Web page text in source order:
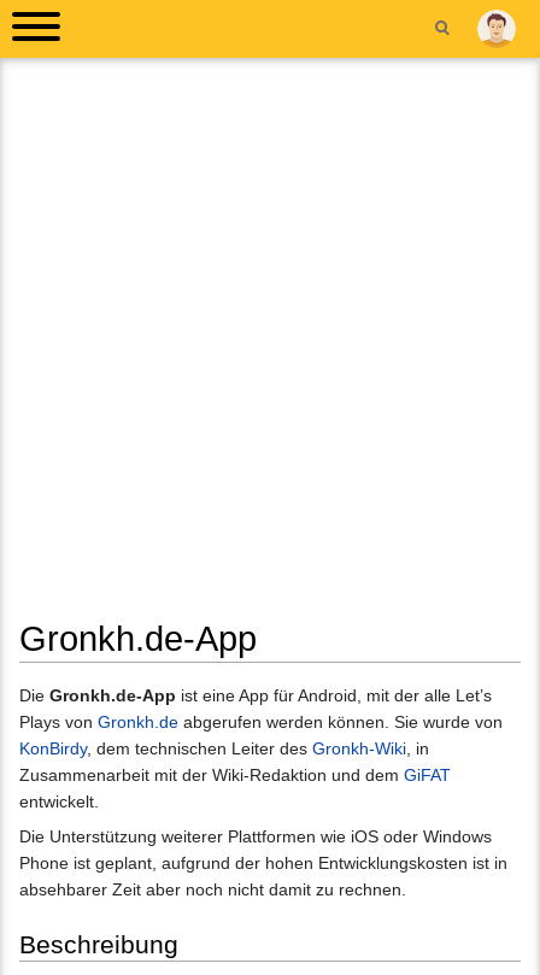
Gronkh.de-App
Die Gronkh.de-App ist eine App für Android, mit der alle Let’s
Plays von Gronkh.de abgerufen werden können. Sie wurde von
KonBirdy, dem technischen Leiter des Gronkh-Wiki, in
Zusammenarbeit mit der Wiki-Redaktion und dem GiFAT
entwickelt.
Die Unterstützung weiterer Plattformen wie iOS oder Windows
Phone ist geplant, aufgrund der hohen Entwicklungskosten ist in
absehbarer Zeit aber noch nicht damit zu rechnen.
Beschreibung